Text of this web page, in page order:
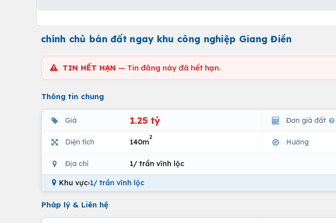
chính chủ bán đất ngay khu công nghiệp Giang Điền
TIN HẾT HẠN — Tin đăng này đã hết hạn.
Thông tin chung
Giá 1.25 tỷ Đơn giá đất
Diện tích 140m
2
Hướng
Địa chỉ 1/ trần vĩnh lộc
Khu vực›1/ trần vĩnh lộc
Pháp lý & Liên hệ